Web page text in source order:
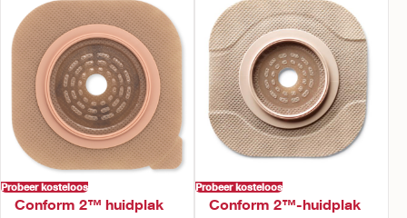
Probeer kosteloos
Conform 2™ huidplak
Probeer kosteloos
Conform 2™-huidplak